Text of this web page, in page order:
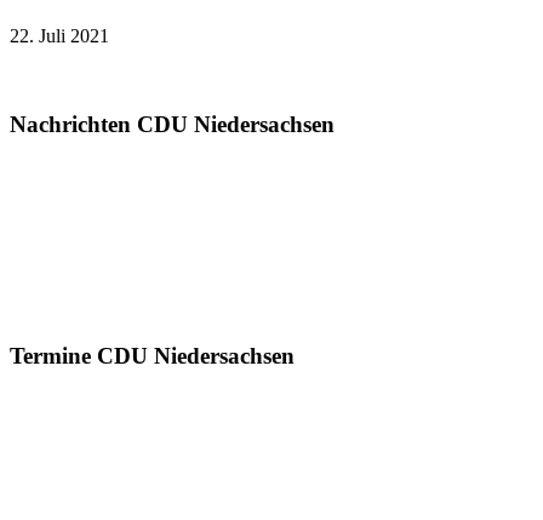
22. Juli 2021
Nachrichten CDU Niedersachsen
Termine CDU Niedersachsen